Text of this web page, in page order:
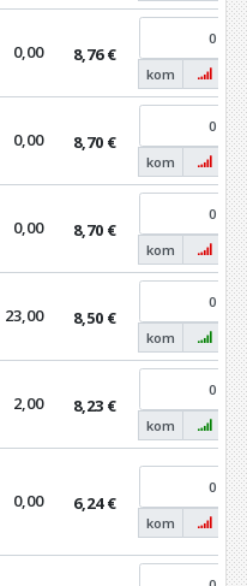
0,00 8,76 €
kom
0,00 8,70 €
kom
0,00 8,70 €
kom
23,00 8,50 €
kom
2,00 8,23 €
kom
0,00 6,24 €
kom